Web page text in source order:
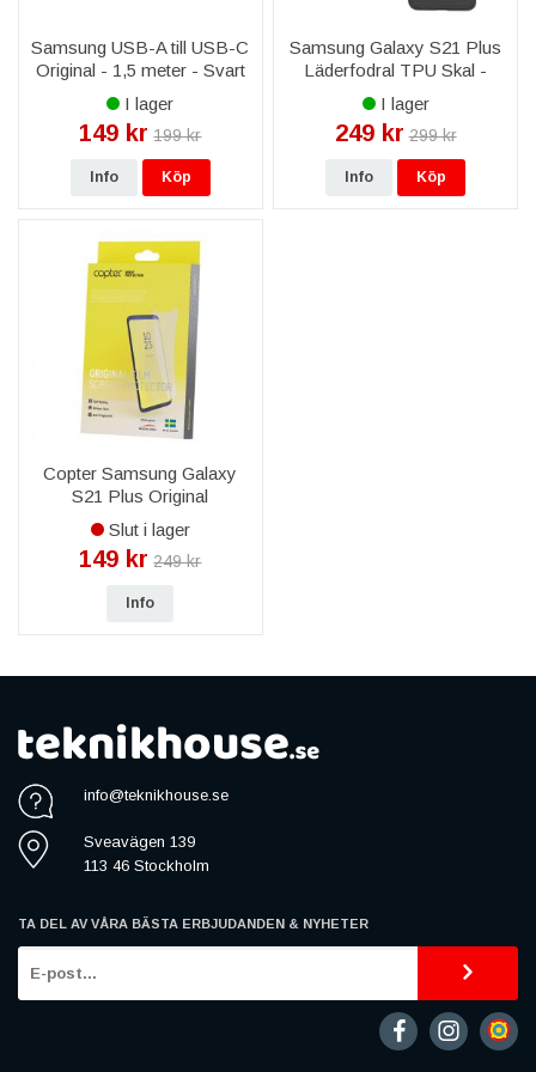
Samsung USB-A till USB-C
Original - 1,5 meter - Svart
I lager
149 kr 199 kr
Info Köp
Samsung Galaxy S21 Plus
Läderfodral TPU Skal -
Svart
I lager
249 kr 299 kr
Info Köp
Copter Samsung Galaxy
S21 Plus Original
Skärmskydd
Slut i lager
149 kr 249 kr
Info
info@teknikhouse.se
Sveavägen 139
113 46 Stockholm
TA DEL AV VÅRA BÄSTA ERBJUDANDEN & NYHETER